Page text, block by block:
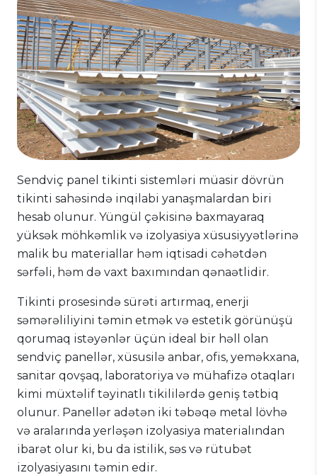
Sendviç panel tikinti sistemləri müasir dövrün
tikinti sahəsində inqilabi yanaşmalardan biri
hesab olunur. Yüngül çəkisinə baxmayaraq
yüksək möhkəmlik və izolyasiya xüsusiyyətlərinə
malik bu materiallar həm iqtisadi cəhətdən
sərfəli, həm də vaxt baxımından qənaətlidir.
Tikinti prosesində sürəti artırmaq, enerji
səmərəliliyini təmin etmək və estetik görünüşü
qorumaq istəyənlər üçün ideal bir həll olan
sendviç panellər, xüsusilə anbar, ofis, yeməkxana,
sanitar qovşaq, laboratoriya və mühafizə otaqları
kimi müxtəlif təyinatlı tikililərdə geniş tətbiq
olunur. Panellər adətən iki təbəqə metal lövhə
və aralarında yerləşən izolyasiya materialından
ibarət olur ki, bu da istilik, səs və rütubət
izolyasiyasını təmin edir.